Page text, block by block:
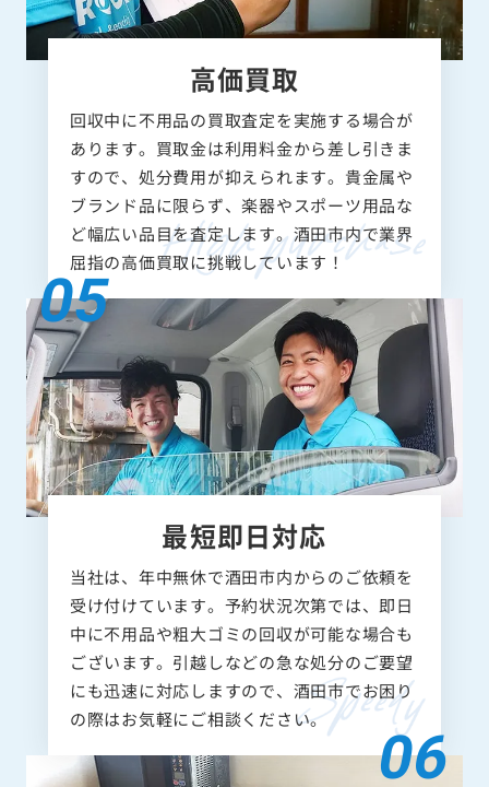
高価買取
回収中に不用品の買取査定を実施する場合が
あります。買取金は利用料金から差し引きま
すので、処分費用が抑えられます。貴金属や
ブランド品に限らず、楽器やスポーツ用品な
ど幅広い品目を査定します。酒田市内で業界
屈指の高価買取に挑戦しています！
最短即日対応
当社は、年中無休で酒田市内からのご依頼を
受け付けています。予約状況次第では、即日
中に不用品や粗大ゴミの回収が可能な場合も
ございます。引越しなどの急な処分のご要望
にも迅速に対応しますので、酒田市でお困り
の際はお気軽にご相談ください。